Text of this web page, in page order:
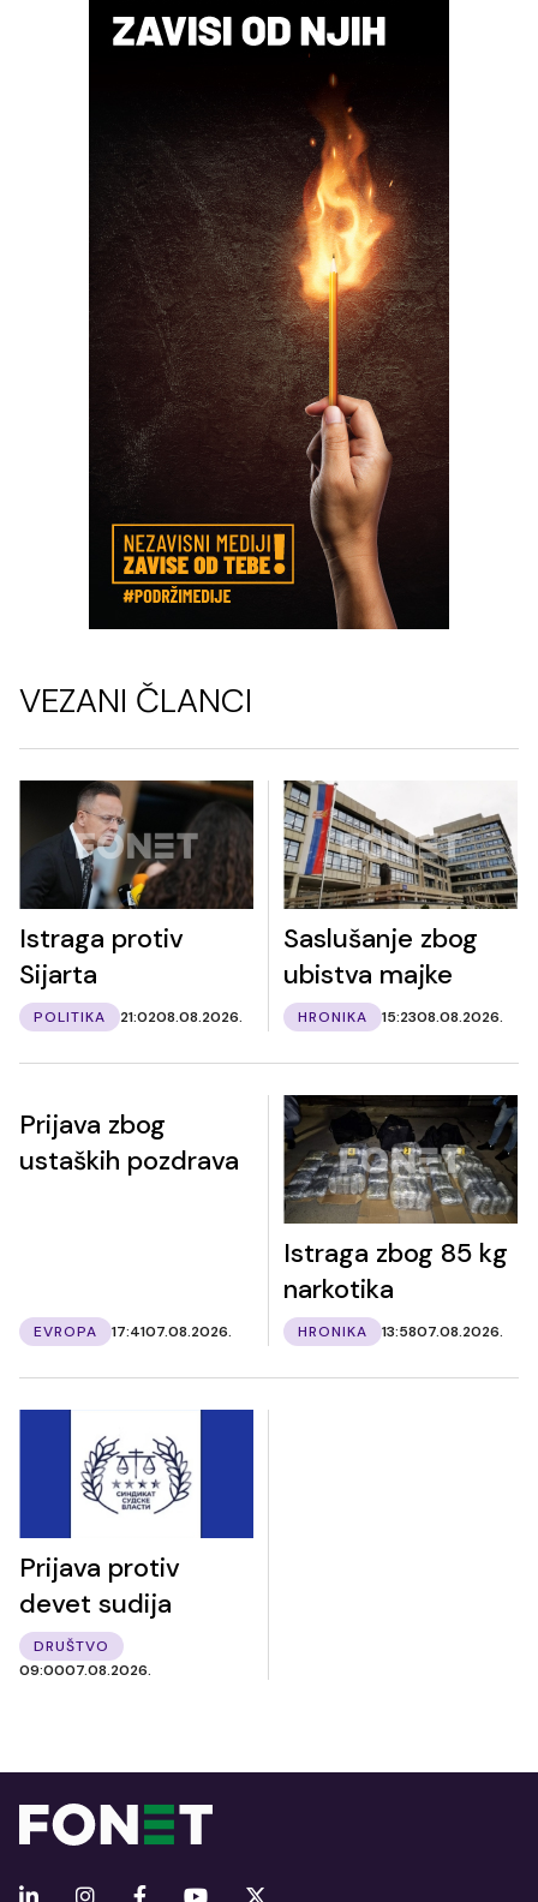
VEZANI ČLANCI
Istraga protiv
Sijarta
POLITIKA 21:0208.08.2026.
Saslušanje zbog
ubistva majke
HRONIKA 15:2308.08.2026.
Prijava zbog
ustaških pozdrava
EVROPA 17:4107.08.2026.
Istraga zbog 85 kg
narkotika
HRONIKA 13:5807.08.2026.
Prijava protiv
devet sudija
DRUŠTVO
09:0007.08.2026.